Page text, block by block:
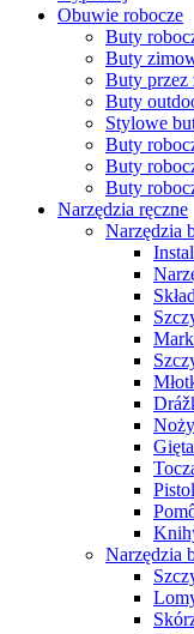
Obuwie robocze
Buty
Buty
Buty przez
Buty
Stylowe
Buty
Buty
Buty
Narzędzia ręczne
Narzędzia
Narzędzia